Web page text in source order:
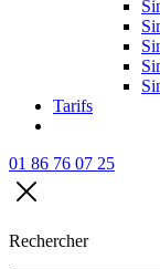
Tarifs
01 86 76 07 25
Rechercher